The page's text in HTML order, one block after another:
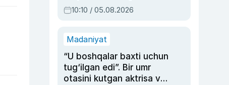
hukmi o‘qildi
10:10 / 05.08.2026
Madaniyat
“U boshqalar baxti uchun
tug‘ilgan edi”. Bir umr
otasini kutgan aktrisa va